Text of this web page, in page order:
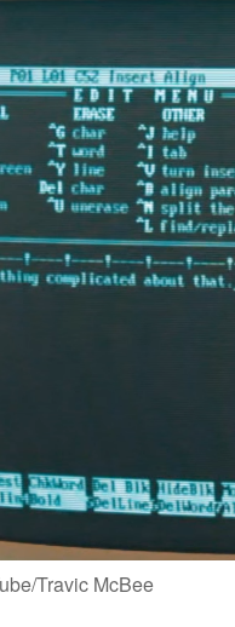
Travic McBee